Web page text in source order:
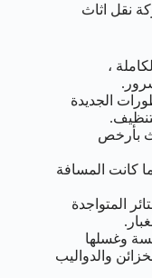
نقل اثاث
،
الجديدة
بأرخص
كانت المسافة
المتواجدة
وغسلها
والدواليب